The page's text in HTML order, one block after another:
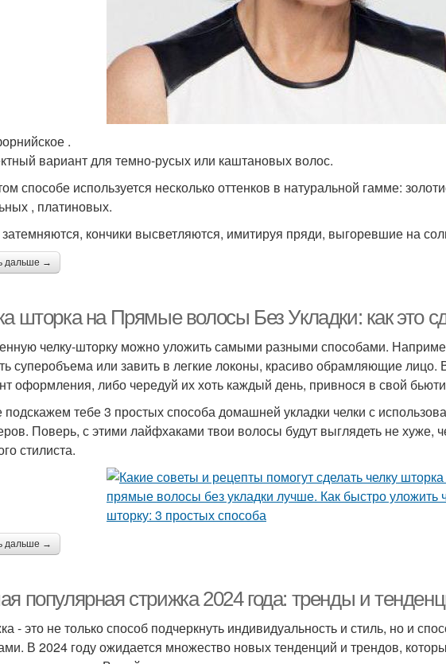
.
вариант для темно-русых или каштановых волос.
способе используется несколько оттенков в натуральной гамме:
, платиновых.
кончики высветляются, имитируя пряди, выгоревшие на
дальше →
шторка на Прямые волосы Без Укладки: как это
челку-шторку можно уложить самыми разными способами.
суперобъема или завить в легкие локоны, красиво обрамляющие
оформления, либо чередуй их хоть каждый день, привнося в свой
тебе 3 простых способа домашней укладки челки с
Поверь, с этими лайфхаками твои волосы будут выглядеть не хуже,
стилиста.
дальше →
популярная стрижка 2024 года: тренды и
- это не только способ подчеркнуть индивидуальность и стиль, но и
В 2024 году ожидается множество новых тенденций и трендов,